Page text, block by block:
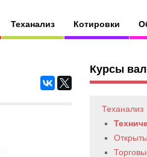
Теханализ Котировки
Курсы
Теханализ